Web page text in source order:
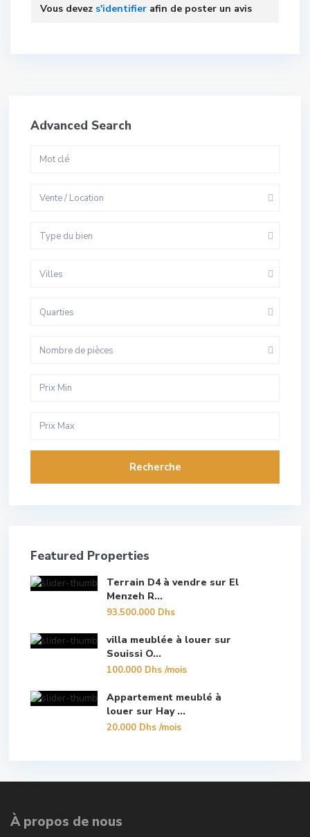
Vous devez s'identifier afin de poster un avis
Advanced Search
Vente / Location
Type du bien
Villes
Quarties
Nombre de pièces
Recherche
Featured Properties
Terrain D4 à vendre sur El
Menzeh R...
93.500.000 Dhs
villa meublée à louer sur
Souissi O...
100.000 Dhs/mois
Appartement meublé à
louer sur Hay ...
20.000 Dhs/mois
À propos de nous